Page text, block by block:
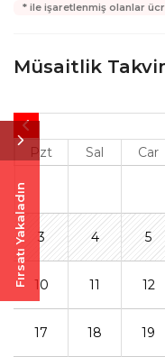
* ile işaretlenmiş olanlar
Müsaitlik
Pzt
Sal Car
3 4 5
10 11 12
17 18 19
Fırsatı Yakaladın